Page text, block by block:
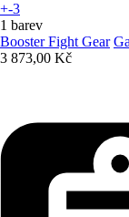
+-3
1 barev
Booster Fight Gear
3 873,00 Kč